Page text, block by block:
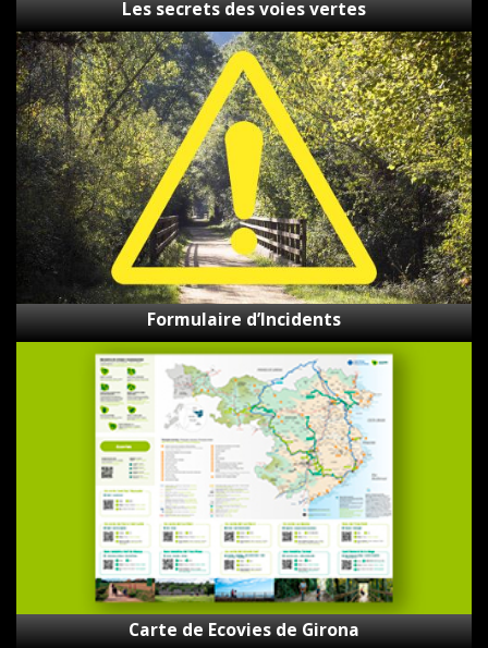
Les secrets des voies vertes
Formulaire
d’Incidents
Formulaire d’Incidents
Carte de Ecovies de Girona